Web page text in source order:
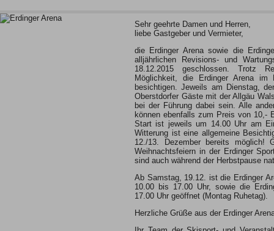
Sehr geehrte Damen und Herren,
liebe Gastgeber und Vermieter,
die Erdinger Arena sowie die
alljährlichen Revisions- und
18.12.2015 geschlossen. Trotz
Möglichkeit, die Erdinger Arena im
besichtigen. Jeweils am Dienstag,
Oberstdorfer Gäste mit der Allgäu
bei der Führung dabei sein. Alle
können ebenfalls zum Preis von 10,-
Start ist jeweils um 14.00 Uhr am
Witterung ist eine allgemeine
12./13. Dezember bereits möglich!
Weihnachtsfeiern in der Erdinger
sind auch während der Herbstpause
Ab Samstag, 19.12. ist die Erdinger
10.00 bis 17.00 Uhr, sowie die
17.00 Uhr geöffnet (Montag Ruhetag).
Herzliche Grüße aus der Erdinger